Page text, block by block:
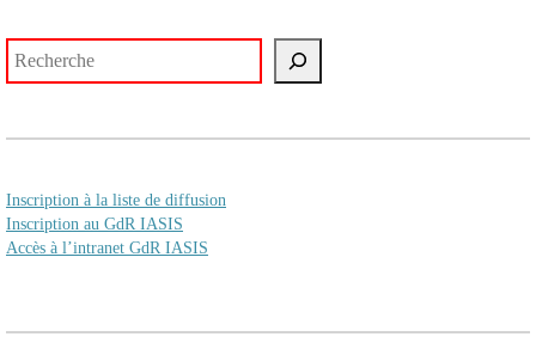
Inscription à la liste de diffusion
Inscription au GdR IASIS
Accès à l’intranet GdR IASIS